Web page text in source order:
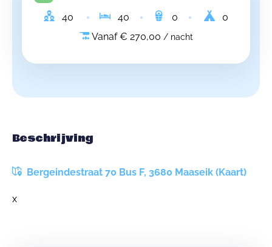
40 40 0
0
Vanaf € 270,00 / nacht
Beschrijving
Bergeindestraat 70 Bus F, 3680 Maaseik (Kaart)
x